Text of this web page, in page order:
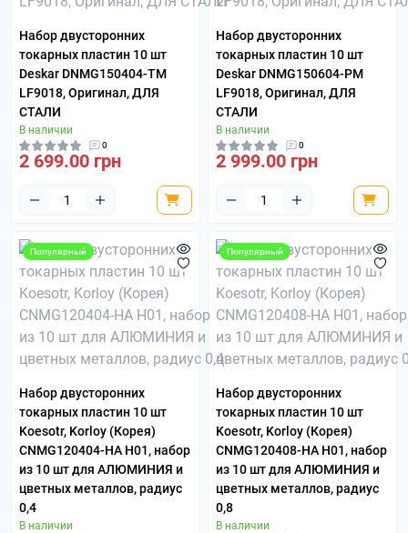
Набор двусторонних
токарных пластин 10 шт
Deskar DNMG150404-TM
LF9018, Оригинал, ДЛЯ
СТАЛИ
В наличии
0
2 699.00 грн
Набор двусторонних
токарных пластин 10 шт
Deskar DNMG150604-PM
LF9018, Оригинал, ДЛЯ
СТАЛИ
В наличии
0
2 999.00 грн
Популярный
Набор двусторонних
токарных пластин 10 шт
Koesotr, Korloy (Корея)
CNMG120404-HA H01, набор
из 10 шт для АЛЮМИНИЯ и
цветных металлов, радиус
0,4
В наличии
Популярный
Набор двусторонних
токарных пластин 10 шт
Koesotr, Korloy (Корея)
CNMG120408-HA H01, набор
из 10 шт для АЛЮМИНИЯ и
цветных металлов, радиус
0,8
В наличии